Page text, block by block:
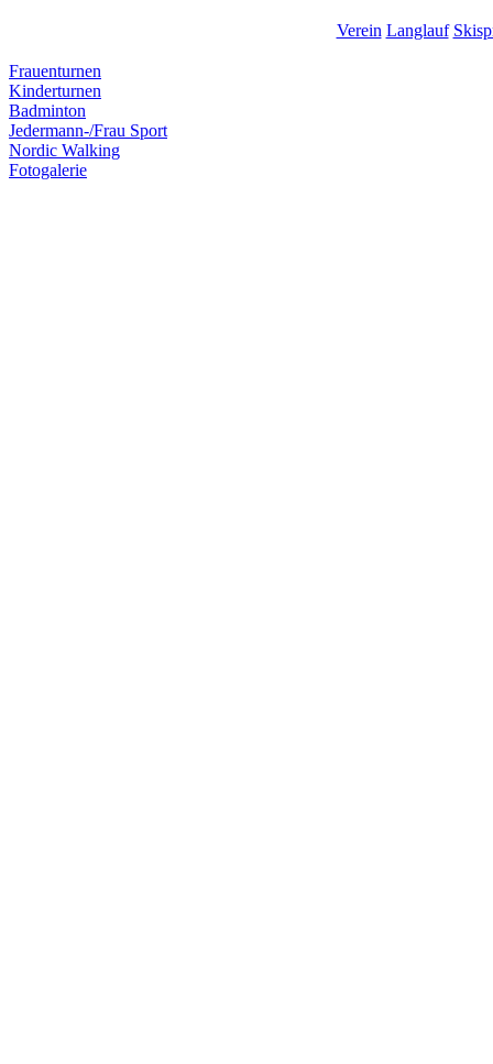
Verein Langlauf
Frauenturnen
Kinderturnen
Badminton
Jedermann-/Frau Sport
Nordic Walking
Fotogalerie